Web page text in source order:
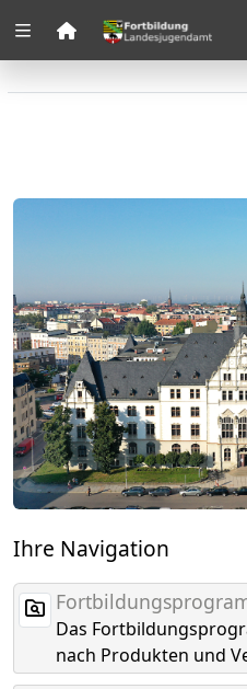
Zuklappen
Loading
Loading
Loading
Ihre Navigation
Das
nach Produkten und